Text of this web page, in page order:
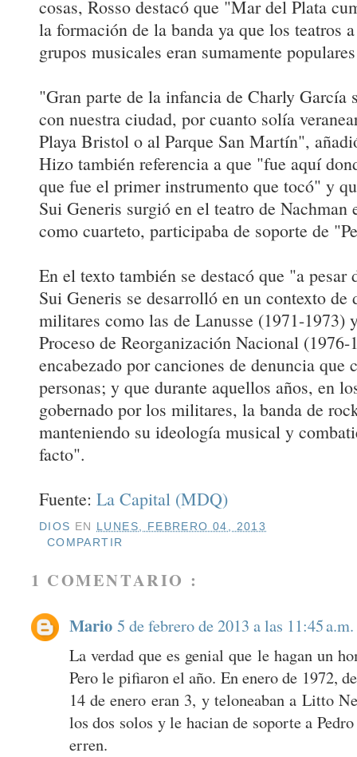
cosas, Rosso destacó que "Mar del Plata
la formación de la banda ya que los teatros
grupos musicales eran sumamente
"Gran parte de la infancia de Charly García
con nuestra ciudad, por cuanto solía
Playa Bristol o al Parque San Martín",
Hizo también referencia a que "fue aquí
que fue el primer instrumento que tocó" y
Sui Generis surgió en el teatro de Nachman
como cuarteto, participaba de soporte de
En el texto también se destacó que "a pesar
Sui Generis se desarrolló en un contexto de
militares como las de Lanusse (1971-1973)
Proceso de Reorganización Nacional
encabezado por canciones de denuncia que
personas; y que durante aquellos años, en
gobernado por los militares, la banda de
manteniendo su ideología musical y
facto".
Fuente: La Capital (MDQ)
DIOS EN LUNES, FEBRERO 04, 2013
COMPARTIR
1 COMENTARIO :
Mario 5 de febrero de 2013 a las 11:45 a.m.
La verdad que es genial que le hagan un
Pero le pifiaron el año. En enero de 1972,
14 de enero eran 3, y teloneaban a Litto
los dos solos y le hacian de soporte a
erren.